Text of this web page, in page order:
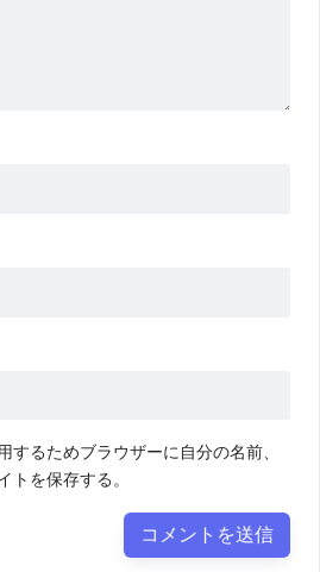
するためブラウザーに自分の名前、
トを保存する。